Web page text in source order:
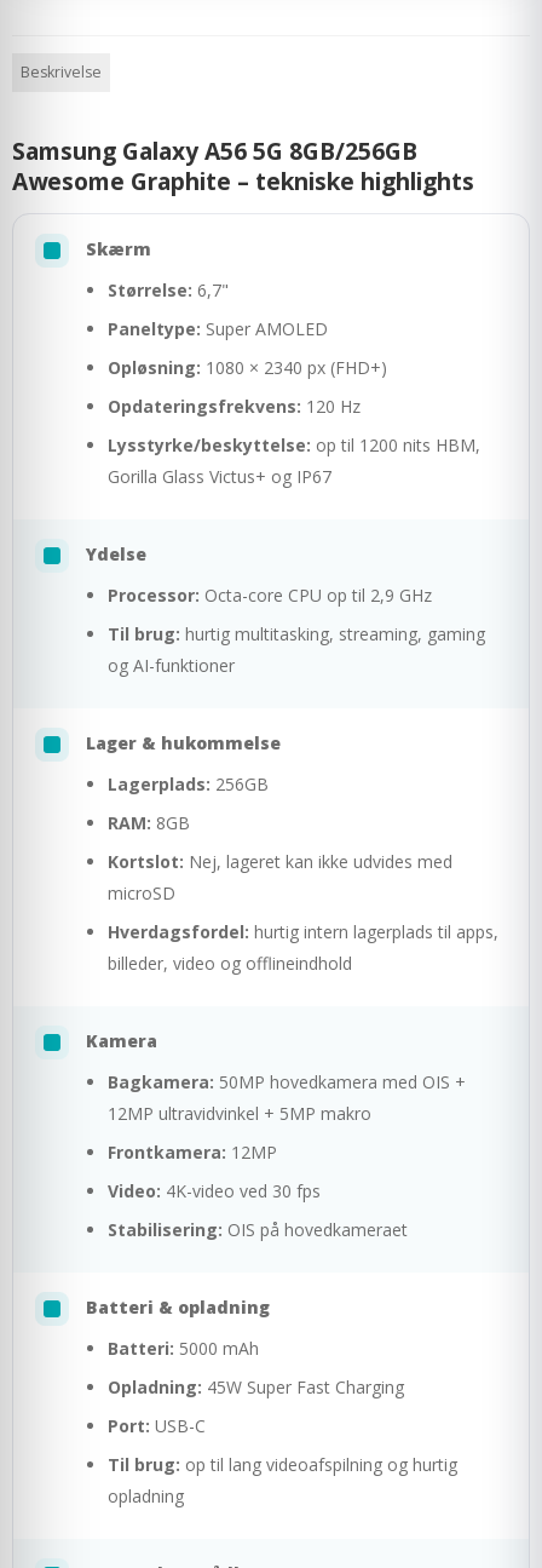
Beskrivelse
Samsung Galaxy A56 5G 8GB/256GB
Awesome Graphite – tekniske highlights
Skærm
Størrelse: 6,7"
Paneltype: Super AMOLED
Opløsning: 1080 × 2340 px (FHD+)
Opdateringsfrekvens: 120 Hz
Lysstyrke/beskyttelse: op til 1200 nits HBM,
Gorilla Glass Victus+ og IP67
Ydelse
Processor: Octa-core CPU op til 2,9 GHz
Til brug: hurtig multitasking, streaming, gaming
og AI-funktioner
Lager & hukommelse
Lagerplads: 256GB
RAM: 8GB
Kortslot: Nej, lageret kan ikke udvides med
microSD
Hverdagsfordel: hurtig intern lagerplads til apps,
billeder, video og offlineindhold
Kamera
Bagkamera: 50MP hovedkamera med OIS +
12MP ultravidvinkel + 5MP makro
Frontkamera: 12MP
Video: 4K-video ved 30 fps
Stabilisering: OIS på hovedkameraet
Batteri & opladning
Batteri: 5000 mAh
Opladning: 45W Super Fast Charging
Port: USB-C
Til brug: op til lang videoafspilning og hurtig
opladning